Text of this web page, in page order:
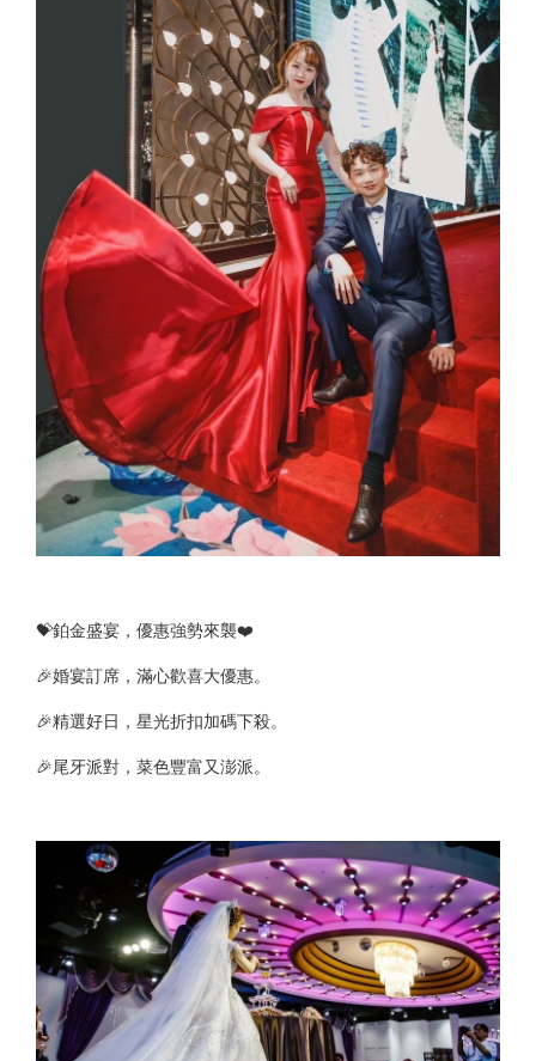
💝鉑金盛宴，優惠強勢來襲❤️
🎉婚宴訂席，滿心歡喜大優惠。
🎉精選好日，星光折扣加碼下殺。
🎉尾牙派對，菜色豐富又澎派。